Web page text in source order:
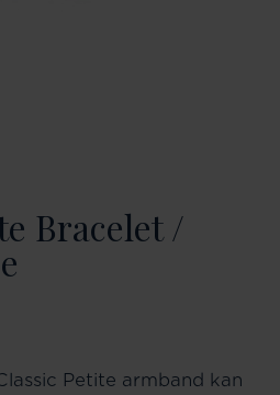
Bracelet /
Petite armband kan